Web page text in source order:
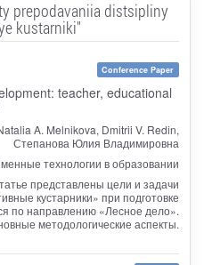
prepodavaniia distsipliny
kustarniki"
Conference Paper
teacher, educational
A. Melnikova, Dmitrii V. Redin,
Степанова Юлия Владимировна
технологии в образовании
представлены цели и задачи
кустарники» при подготовке
по направлению «Лесное дело».
методологические аспекты.